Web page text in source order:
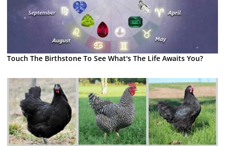
Touch The Birthstone To See What's The Life Awaits You?